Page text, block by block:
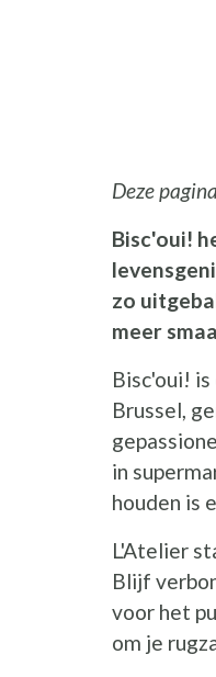
Deze
Bisc'oui!
zo
meer
Bisc'oui!
Brussel,
in
houden is
L'Atelier
Blijf
voor het
om je